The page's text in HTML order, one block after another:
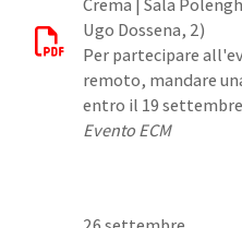
Crema | Sala
Ugo Dossena, 2)
Per partecipare
remoto, mandare
entro il 19 settembre
Evento ECM